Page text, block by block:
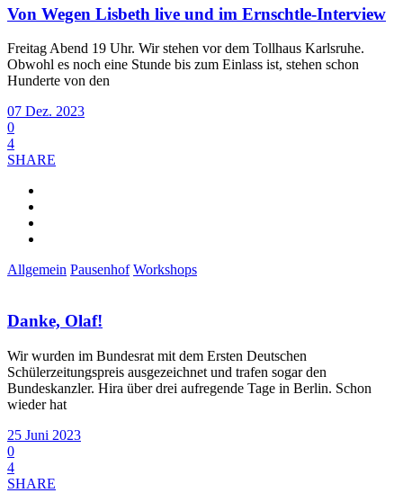
Von Wegen Lisbeth live und im Ernschtle-Interview
Freitag Abend 19 Uhr. Wir stehen vor dem Tollhaus Karlsruhe.
Obwohl es noch eine Stunde bis zum Einlass ist, stehen schon
Hunderte von den
07 Dez. 2023
0
4
SHARE
Allgemein Pausenhof Workshops
Danke, Olaf!
Wir wurden im Bundesrat mit dem Ersten Deutschen
Schülerzeitungspreis ausgezeichnet und trafen sogar den
Bundeskanzler. Hira über drei aufregende Tage in Berlin. Schon
wieder hat
25 Juni 2023
0
4
SHARE